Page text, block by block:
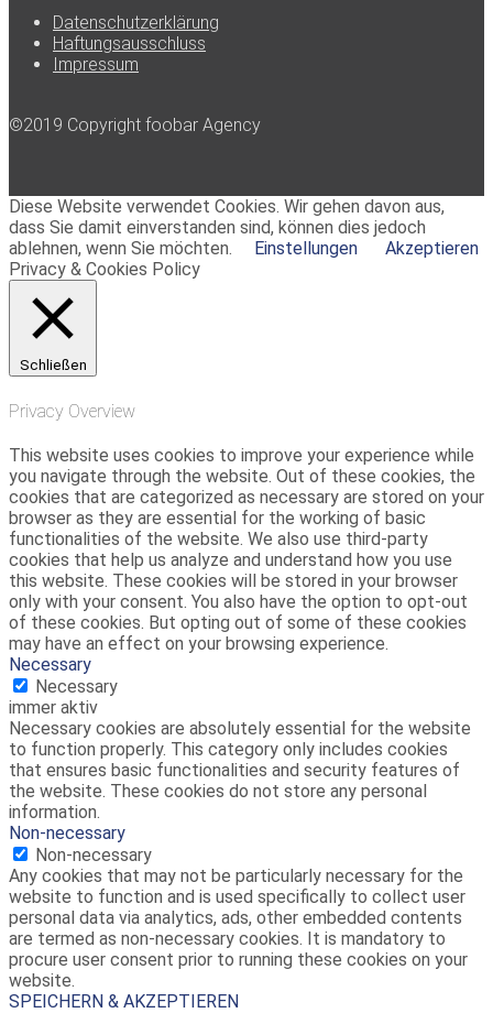
Datenschutzerklärung
Haftungsausschluss
Impressum
©2019 Copyright foobar Agency
Diese Website verwendet Cookies. Wir gehen davon aus,
dass Sie damit einverstanden sind, können dies jedoch
ablehnen, wenn Sie möchten.
Einstellungen
Akzeptieren
Privacy & Cookies Policy
Schließen
Privacy Overview
This website uses cookies to improve your experience while
you navigate through the website. Out of these cookies, the
cookies that are categorized as necessary are stored on your
browser as they are essential for the working of basic
functionalities of the website. We also use third-party
cookies that help us analyze and understand how you use
this website. These cookies will be stored in your browser
only with your consent. You also have the option to opt-out
of these cookies. But opting out of some of these cookies
may have an effect on your browsing experience.
Necessary
Necessary
immer aktiv
Necessary cookies are absolutely essential for the website
to function properly. This category only includes cookies
that ensures basic functionalities and security features of
the website. These cookies do not store any personal
information.
Non-necessary
Non-necessary
Any cookies that may not be particularly necessary for the
website to function and is used specifically to collect user
personal data via analytics, ads, other embedded contents
are termed as non-necessary cookies. It is mandatory to
procure user consent prior to running these cookies on your
website.
SPEICHERN & AKZEPTIEREN